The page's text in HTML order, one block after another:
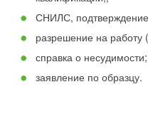
СНИЛС,
разрешение на работу
справка о несудимости;
заявление по образцу.